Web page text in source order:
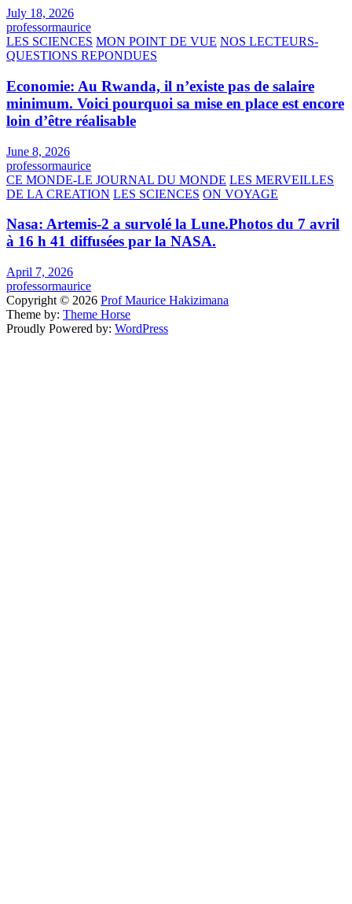
July 18, 2026
professormaurice
LES SCIENCES MON POINT DE VUE NOS LECTEURS-
QUESTIONS REPONDUES
Economie: Au Rwanda, il n’existe pas de salaire
minimum. Voici pourquoi sa mise en place est encore
loin d’être réalisable
June 8, 2026
professormaurice
CE MONDE-LE JOURNAL DU MONDE LES MERVEILLES
DE LA CREATION LES SCIENCES ON VOYAGE
Nasa: Artemis-2 a survolé la Lune.Photos du 7 avril
à 16 h 41 diffusées par la NASA.
April 7, 2026
professormaurice
Copyright © 2026 Prof Maurice Hakizimana
Theme by: Theme Horse
Proudly Powered by: WordPress